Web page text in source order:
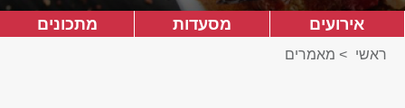
אירועים מסעדות מתכונים
ראשי > מאמרים